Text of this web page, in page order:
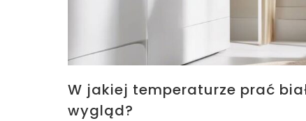
W jakiej temperaturze prać
wygląd?